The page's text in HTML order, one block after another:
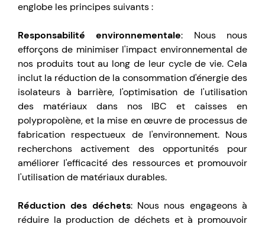
englobe les principes suivants :
Responsabilité environnementale: Nous nous
efforçons de minimiser l'impact environnemental de
nos produits tout au long de leur cycle de vie. Cela
inclut la réduction de la consommation d'énergie des
isolateurs à barrière, l'optimisation de l'utilisation
des matériaux dans nos IBC et caisses en
polypropolène, et la mise en œuvre de processus de
fabrication respectueux de l'environnement. Nous
recherchons activement des opportunités pour
améliorer l'efficacité des ressources et promouvoir
l'utilisation de matériaux durables.
Réduction des déchets: Nous nous engageons à
réduire la production de déchets et à promouvoir